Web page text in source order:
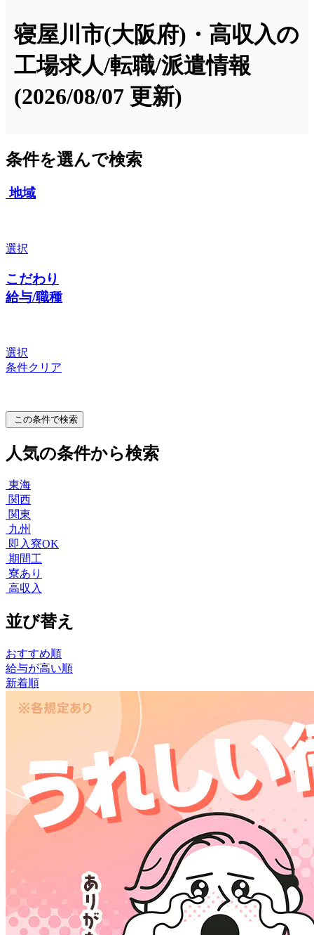
寝屋川市(大阪府)・高収入の
工場求人/転職/派遣情報
(2026/08/07 更新)
条件を選んで検索
地域
選択
こだわり
給与/職種
選択
条件クリア
この条件で検索
人気の条件から検索
東海
関西
関東
九州
即入寮OK
期間工
寮あり
高収入
並び替え
おすすめ順
給与が高い順
新着順